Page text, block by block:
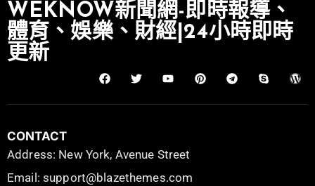
WEKNOW新聞網-即時報導、
體育、娛樂、財經|24小時即時
更新
CONTACT
Address: New York, Avenue Street
Email: support@blazethemes.com